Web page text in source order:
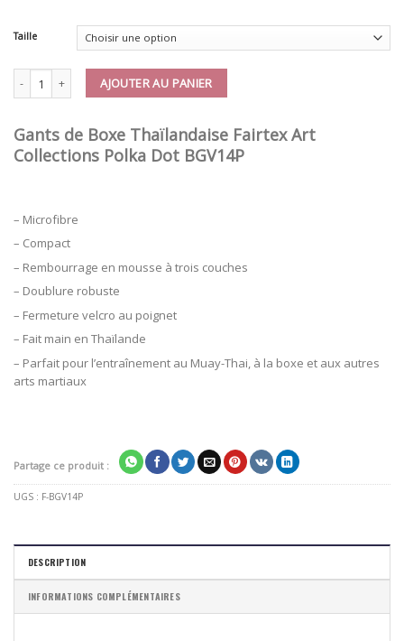
Taille
quantité de Gants Boxe Thai Fairtex Art Collections Polka Dot BGV14P
AJOUTER AU PANIER
Gants de Boxe Thaïlandaise Fairtex Art
Collections Polka Dot BGV14P
– Microfibre
– Compact
– Rembourrage en mousse à trois couches
– Doublure robuste
– Fermeture velcro au poignet
– Fait main en Thaïlande
– Parfait pour l’entraînement au Muay-Thai, à la boxe et aux autres
arts martiaux
Partage ce produit :
UGS : F-BGV14P
DESCRIPTION
INFORMATIONS COMPLÉMENTAIRES